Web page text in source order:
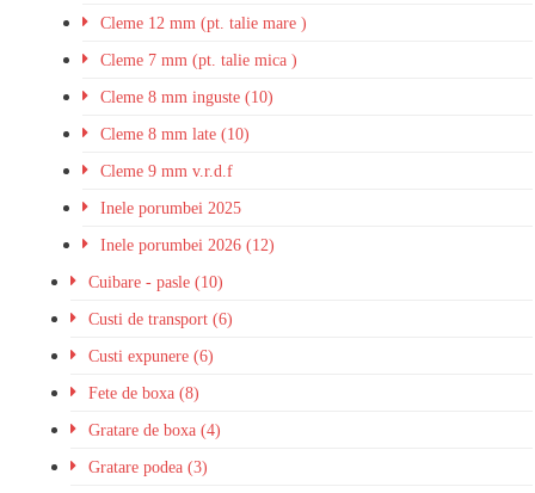
Cleme 12 mm (pt. talie mare )
Cleme 7 mm (pt. talie mica )
Cleme 8 mm inguste (10)
Cleme 8 mm late (10)
Cleme 9 mm v.r.d.f
Inele porumbei 2025
Inele porumbei 2026 (12)
Cuibare - pasle (10)
Custi de transport (6)
Custi expunere (6)
Fete de boxa (8)
Gratare de boxa (4)
Gratare podea (3)